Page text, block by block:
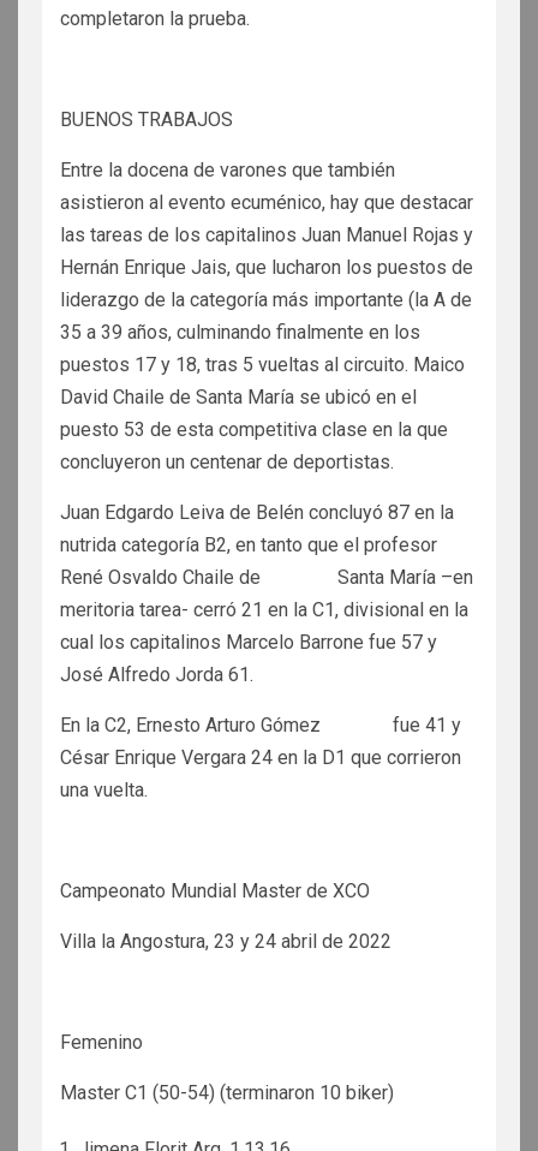
completaron la prueba.
BUENOS TRABAJOS
Entre la docena de varones que también
asistieron al evento ecuménico, hay que destacar
las tareas de los capitalinos Juan Manuel Rojas y
Hernán Enrique Jais, que lucharon los puestos de
liderazgo de la categoría más importante (la A de
35 a 39 años, culminando finalmente en los
puestos 17 y 18, tras 5 vueltas al circuito. Maico
David Chaile de Santa María se ubicó en el
puesto 53 de esta competitiva clase en la que
concluyeron un centenar de deportistas.
Juan Edgardo Leiva de Belén concluyó 87 en la
nutrida categoría B2, en tanto que el profesor
René Osvaldo Chaile de Santa María –en
meritoria tarea- cerró 21 en la C1, divisional en la
cual los capitalinos Marcelo Barrone fue 57 y
José Alfredo Jorda 61.
En la C2, Ernesto Arturo Gómez fue 41 y
César Enrique Vergara 24 en la D1 que corrieron
una vuelta.
Campeonato Mundial Master de XCO
Villa la Angostura, 23 y 24 abril de 2022
Femenino
Master C1 (50-54) (terminaron 10 biker)